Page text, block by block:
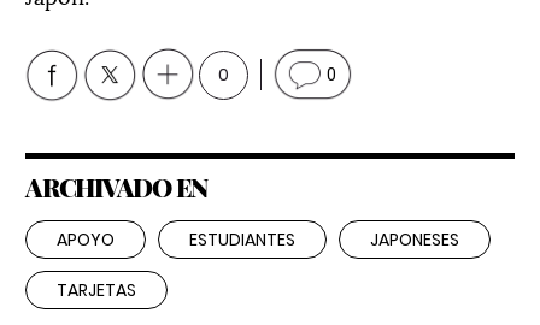
0 0
ARCHIVADO EN
APOYO ESTUDIANTES JAPONESES
TARJETAS